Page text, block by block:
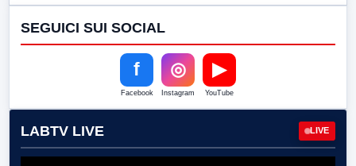
SEGUICI SUI SOCIAL
f
Facebook
◎
Instagram
▶
YouTube
LABTV LIVE LIVE